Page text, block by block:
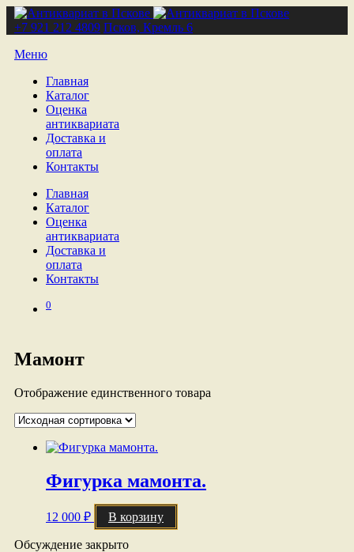
+7 921 212 4809 Псков, Кремль 6
Меню
Главная
Каталог
Оценка
антиквариата
Доставка и
оплата
Контакты
Главная
Каталог
Оценка
антиквариата
Доставка и
оплата
Контакты
0
Мамонт
Отображение единственного товара
Фигурка мамонта.
12 000 ₽ В корзину
Обсуждение закрыто